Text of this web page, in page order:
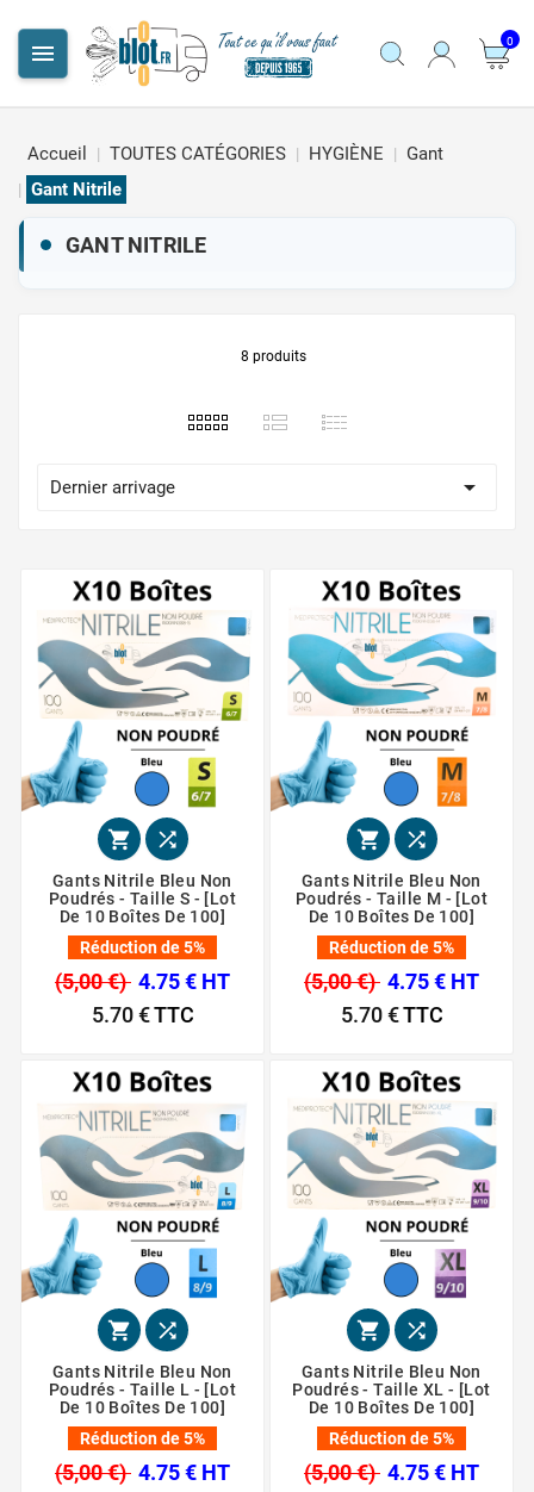
 0
Accueil TOUTES CATÉGORIES HYGIÈNE
Gant
Gant Nitrile
GANT NITRILE
8 produits
Dernier arrivage 
 
Gants Nitrile Bleu Non
Poudrés - Taille S - [Lot
De 10 Boîtes De 100]
Réduction de 5%
(5,00 €) 4.75 € HT
5.70 €TTC
 
Gants Nitrile Bleu Non
Poudrés - Taille M - [Lot
De 10 Boîtes De 100]
Réduction de 5%
(5,00 €) 4.75 € HT
5.70 €TTC
 
Gants Nitrile Bleu Non
Poudrés - Taille L - [Lot
De 10 Boîtes De 100]
Réduction de 5%
(5,00 €) 4.75 € HT
 
Gants Nitrile Bleu Non
Poudrés - Taille XL - [Lot
De 10 Boîtes De 100]
Réduction de 5%
(5,00 €) 4.75 € HT